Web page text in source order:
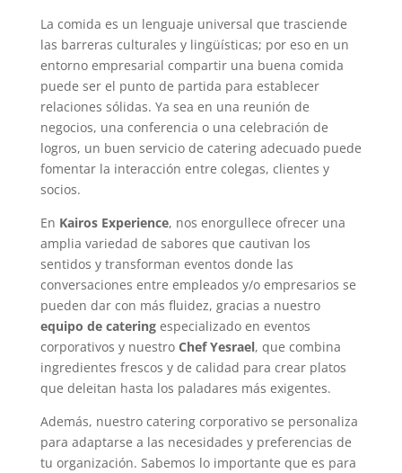
La comida es un lenguaje universal que trasciende
las barreras culturales y lingüísticas; por eso en un
entorno empresarial compartir una buena comida
puede ser el punto de partida para establecer
relaciones sólidas. Ya sea en una reunión de
negocios, una conferencia o una celebración de
logros, un buen servicio de catering adecuado puede
fomentar la interacción entre colegas, clientes y
socios.
En Kairos Experience, nos enorgullece ofrecer una
amplia variedad de sabores que cautivan los
sentidos y transforman eventos donde las
conversaciones entre empleados y/o empresarios se
pueden dar con más fluidez, gracias a nuestro
equipo de cateringespecializado en eventos
corporativos y nuestroChef Yesrael, que combina
ingredientes frescos y de calidad para crear platos
que deleitan hasta los paladares más exigentes.
Además, nuestro catering corporativo se personaliza
para adaptarse a las necesidades y preferencias de
tu organización. Sabemos lo importante que es para